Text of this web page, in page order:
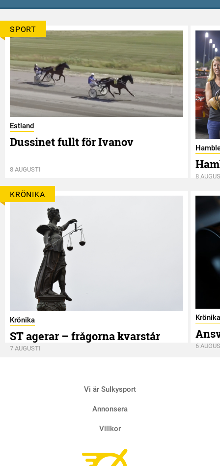
SPORT
Estland
Dussinet fullt för Ivanov
8 AUGUSTI
8
KRÖNIKA
Krönika
ST agerar – frågorna kvarstår
7 AUGUSTI
Krönika
6
Vi är Sulkysport
Annonsera
Villkor